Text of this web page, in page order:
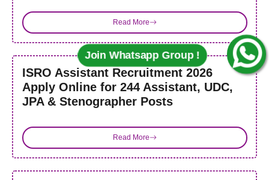
Read More
ISRO Assistant Recruitment 2026
Apply Online for 244 Assistant, UDC,
JPA & Stenographer Posts
Read More
Join Whatsapp Group !